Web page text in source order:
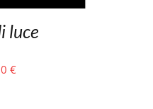
luce
€